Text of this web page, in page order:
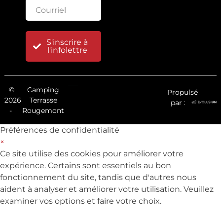
S'inscrire à
l'infolettre
©
2026
-
Camping
Terrasse
Rougemont
Propulsé
par :
Préférences de confidentialité
×
Ce site utilise des cookies pour améliorer votre
expérience. Certains sont essentiels au bon
fonctionnement du site, tandis que d'autres nous
aident à analyser et améliorer votre utilisation. Veuillez
examiner vos options et faire votre choix.